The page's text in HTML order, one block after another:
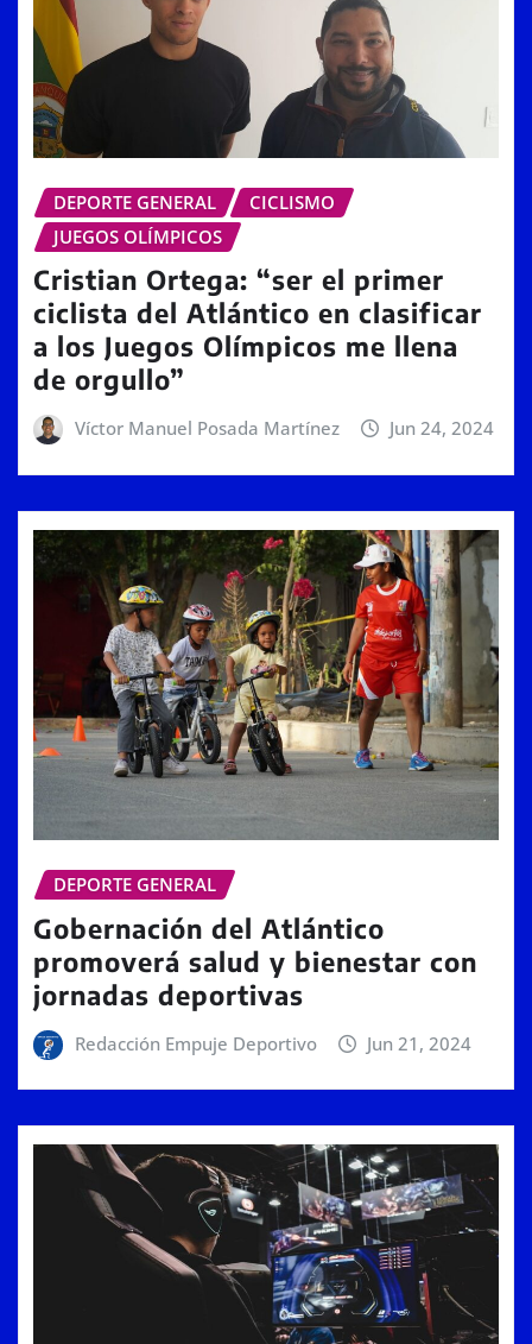
DEPORTE GENERAL
CICLISMO
JUEGOS OLÍMPICOS
Cristian Ortega: “ser el primer
ciclista del Atlántico en clasificar
a los Juegos Olímpicos me llena
de orgullo”
Víctor Manuel Posada Martínez Jun 24, 2024
DEPORTE GENERAL
Gobernación del Atlántico
promoverá salud y bienestar con
jornadas deportivas
Redacción Empuje Deportivo Jun 21, 2024